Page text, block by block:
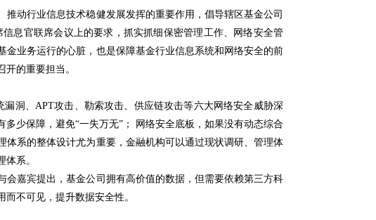
动行业信息技术稳健发展发挥的重要作用，倡导辖区基金公司
息官联席会议上的要求，抓实抓细保密管理工作、网络安全管
业务运行的心脏，也是保障基金行业信息系统和网络安全的前
的重要担当。
洞、APT攻击、勒索攻击、供应链攻击等六大网络安全威胁深
少保障，避免“一失万无”； 网络安全底板，如果没有动态综合
系的整体设计尤为重要，金融机构可以通过现状调研、管理体
系。
嘉宾提出，基金公司拥有高价值的数据，但需要依赖第三方科
不可见，提升数据安全性。